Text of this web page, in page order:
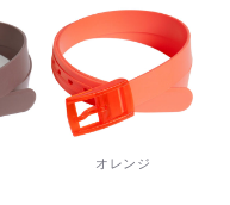
オレンジ